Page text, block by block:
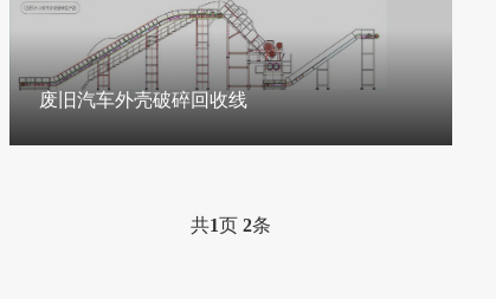
废旧汽车外壳破碎回收线
共1页 2条